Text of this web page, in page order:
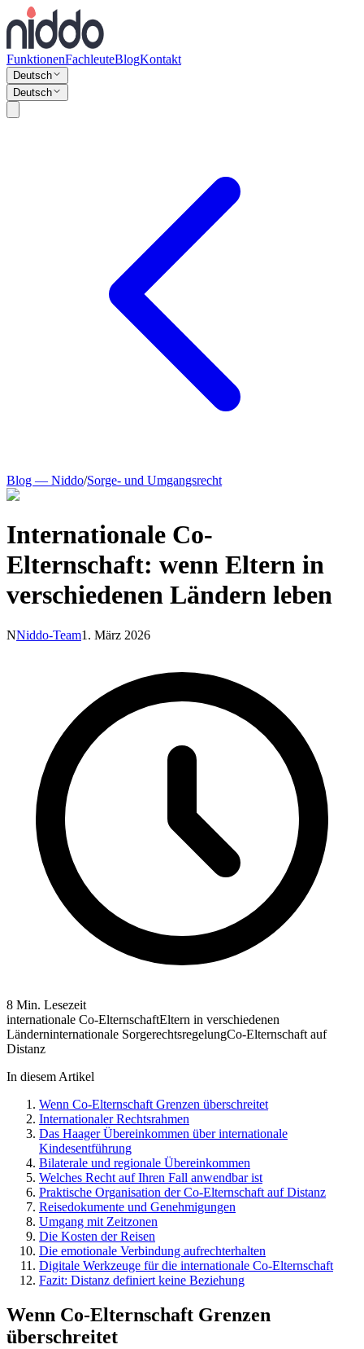
FunktionenFachleuteBlogKontakt
Deutsch
Deutsch
Blog — Niddo/Sorge- und Umgangsrecht
Internationale Co-
Elternschaft: wenn Eltern in
verschiedenen Ländern leben
NNiddo-Team1. März 2026
8 Min. Lesezeit
internationale Co-ElternschaftEltern in verschiedenen
Länderninternationale SorgerechtsregelungCo-Elternschaft auf
Distanz
In diesem Artikel
Wenn Co-Elternschaft Grenzen überschreitet
Internationaler Rechtsrahmen
Das Haager Übereinkommen über internationale
Kindesentführung
Bilaterale und regionale Übereinkommen
Welches Recht auf Ihren Fall anwendbar ist
Praktische Organisation der Co-Elternschaft auf Distanz
Reisedokumente und Genehmigungen
Umgang mit Zeitzonen
Die Kosten der Reisen
Die emotionale Verbindung aufrechterhalten
Digitale Werkzeuge für die internationale Co-Elternschaft
Fazit: Distanz definiert keine Beziehung
Wenn Co-Elternschaft Grenzen
überschreitet